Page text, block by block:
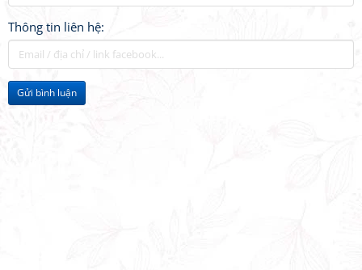
Thông tin liên hệ:
Gửi bình luận